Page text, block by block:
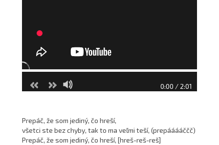
0:00 / 2:01
Prepáč, že som jediný, čo hreší,
všetci ste bez chyby, tak to ma veľmi teší, (prepááááččč)
Prepáč, že som jediný, čo hreší, [hreš-reš-reš]